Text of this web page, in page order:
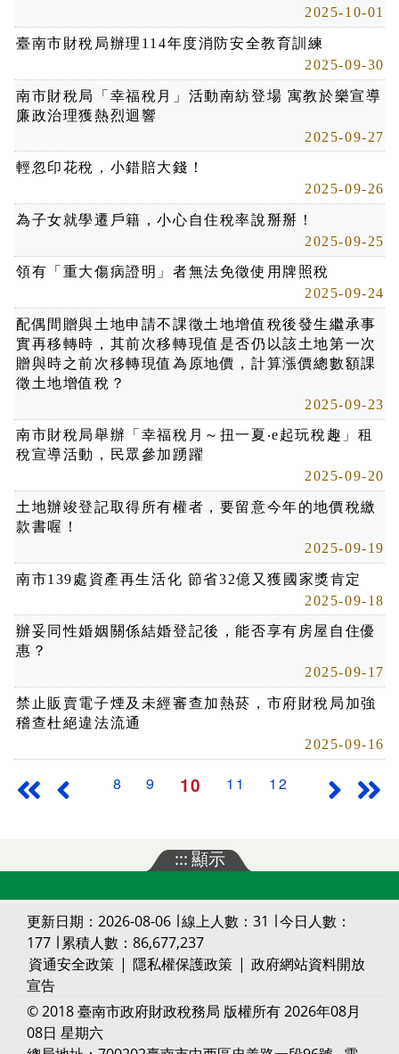
2025-10-01
臺南市財稅局辦理114年度消防安全教育訓練
2025-09-30
南市財稅局「幸福稅月」活動南紡登場 寓教於樂宣導
廉政治理獲熱烈迴響
2025-09-27
輕忽印花稅，小錯賠大錢！
2025-09-26
為子女就學遷戶籍，小心自住稅率說掰掰！
2025-09-25
領有「重大傷病證明」者無法免徵使用牌照稅
2025-09-24
配偶間贈與土地申請不課徵土地增值稅後發生繼承事
實再移轉時，其前次移轉現值是否仍以該土地第一次
贈與時之前次移轉現值為原地價，計算漲價總數額課
徵土地增值稅？
2025-09-23
南市財稅局舉辦「幸福稅月～扭一夏‧e起玩稅趣」租
稅宣導活動，民眾參加踴躍
2025-09-20
土地辦竣登記取得所有權者，要留意今年的地價稅繳
款書喔！
2025-09-19
南市139處資產再生活化 節省32億又獲國家獎肯定
2025-09-18
辦妥同性婚姻關係結婚登記後，能否享有房屋自住優
惠？
2025-09-17
禁止販賣電子煙及未經審查加熱菸，市府財稅局加強
稽查杜絕違法流通
2025-09-16
最前頁上一頁8 9 10 11 12 下一頁
:::顯示
更新日期：2026-08-06 ∣ 線上人數：31 ∣ 今日人數：
177 ∣ 累積人數：86,677,237
資通安全政策 | 隱私權保護政策 | 政府網站資料開放
宣告
© 2018 臺南市政府財政稅務局 版權所有 2026年08月
08日 星期六